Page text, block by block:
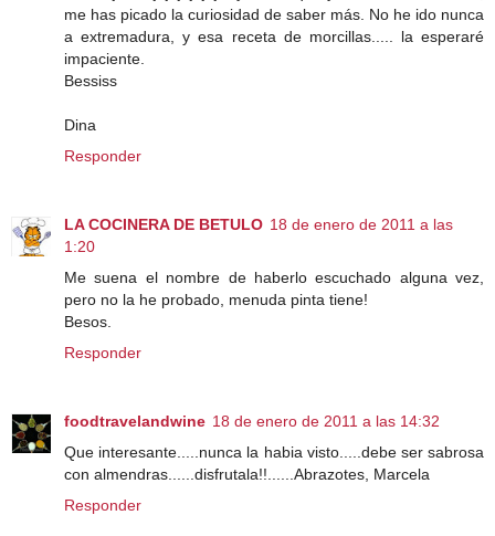
me has picado la curiosidad de saber más. No he ido nunca
a extremadura, y esa receta de morcillas..... la esperaré
impaciente.
Bessiss
Dina
Responder
LA COCINERA DE BETULO 18 de enero de 2011 a las
1:20
Me suena el nombre de haberlo escuchado alguna vez,
pero no la he probado, menuda pinta tiene!
Besos.
Responder
foodtravelandwine 18 de enero de 2011 a las 14:32
Que interesante.....nunca la habia visto.....debe ser sabrosa
con almendras......disfrutala!!......Abrazotes, Marcela
Responder